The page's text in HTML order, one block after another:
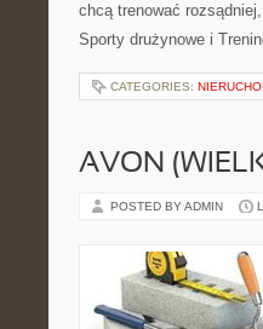
chcą trenować
Sporty drużynowe i
CATEGORIES:
AVON
POSTED BY ADMIN